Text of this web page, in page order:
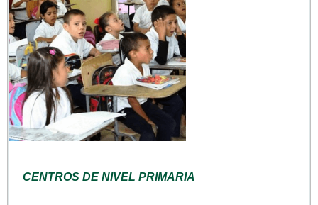
CENTROS DE NIVEL PRIMARIA